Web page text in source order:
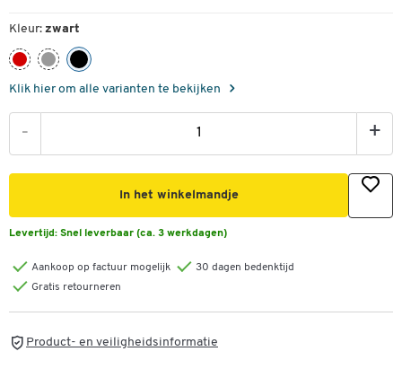
Kleur: zwart
Klik hier om alle varianten te bekijken
- +
In het winkelmandje
Levertijd: Snel leverbaar (ca. 3 werkdagen)
Aankoop op factuur mogelijk
30 dagen bedenktijd
Gratis retourneren
Product- en veiligheidsinformatie